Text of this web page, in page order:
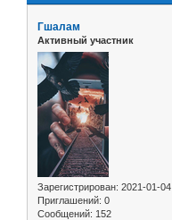
Гшалам
Активный участник
Зарегистрирован: 2021-01-04
Приглашений: 0
Сообщений: 152